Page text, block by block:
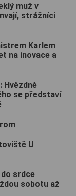
muž v
strážníci
Karlem
na inovace a
Hvězdně
se představí
U
srdce
sobotu až